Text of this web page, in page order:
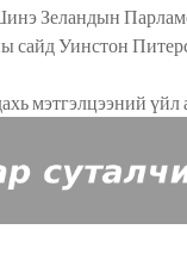
Зеландын
сайд Уинстон
мэтгэлцээний үйл